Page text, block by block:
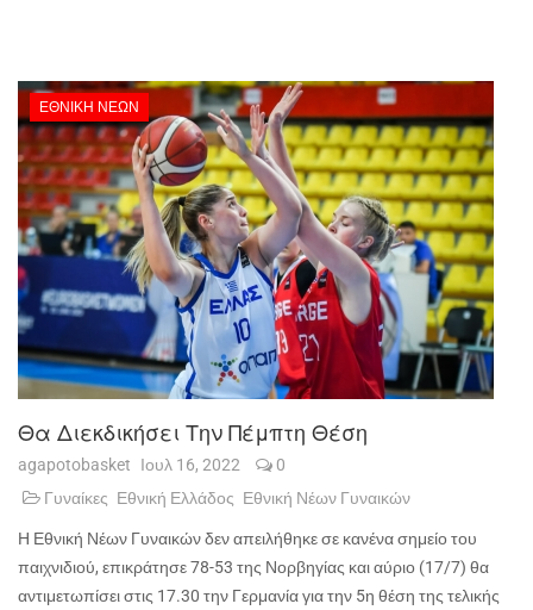
ΕΘΝΙΚΉ ΝΈΩΝ
Θα Διεκδικήσει Την Πέμπτη Θέση
agapotobasket Ιουλ 16, 2022
0
Γυναίκες Εθνική Ελλάδος Εθνική Νέων Γυναικών
Η Εθνική Νέων Γυναικών δεν απειλήθηκε σε κανένα σημείο του
παιχνιδιού, επικράτησε 78-53 της Νορβηγίας και αύριο (17/7) θα
αντιμετωπίσει στις 17.30 την Γερμανία για την 5η θέση της τελικής